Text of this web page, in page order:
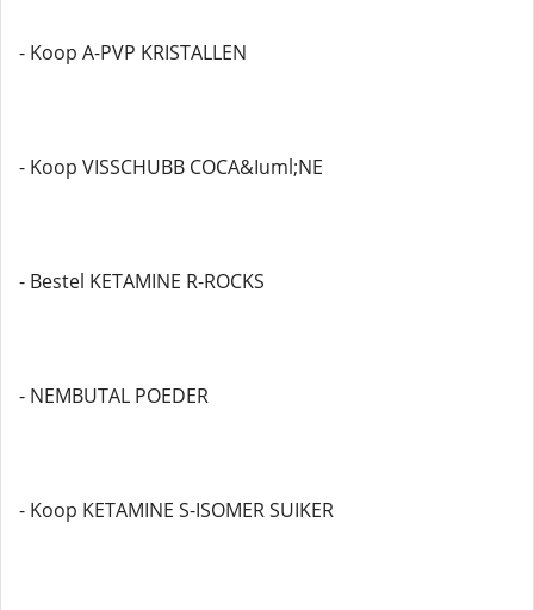
- Koop A-PVP KRISTALLEN
- Koop VISSCHUBB COCA&Iuml;NE
- Bestel KETAMINE R-ROCKS
- NEMBUTAL POEDER
- Koop KETAMINE S-ISOMER SUIKER